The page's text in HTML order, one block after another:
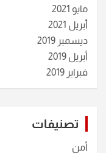
مايو 2021
أبريل 2021
ديسمبر 2019
أبريل 2019
فبراير 2019
تصنيفات
أمن